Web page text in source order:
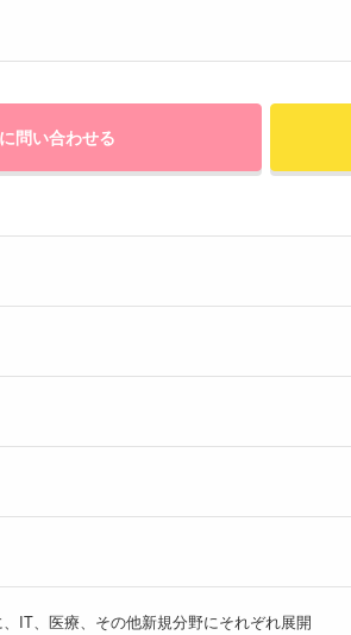
問い合わせる
IT、医療、その他新規分野にそれぞれ展開